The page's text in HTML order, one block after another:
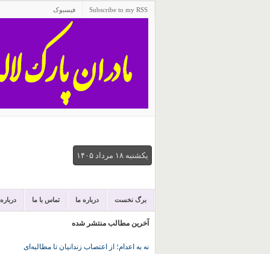
Subscribe to my RSS فیسبوک
يكشنبه ۱۸ مرداد ۱۴۰۵
برگ نخست درباره ما تماس با ما
آخرین مطالب منتشر شده
نه به اعدام؛ از اعتصاب زندانیان تا مطالبه‌ای